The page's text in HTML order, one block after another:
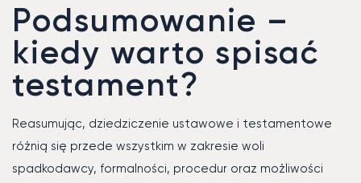
Podsumowanie –
kiedy warto spisać
testament?
Reasumując, dziedziczenie ustawowe i testamentowe
różnią się przede wszystkim w zakresie woli
spadkodawcy, formalności, procedur oraz możliwości